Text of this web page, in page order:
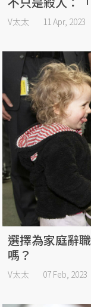
V太太 11 Apr, 2023
選擇為家庭辭
嗎？
V太太 07 Feb, 2023